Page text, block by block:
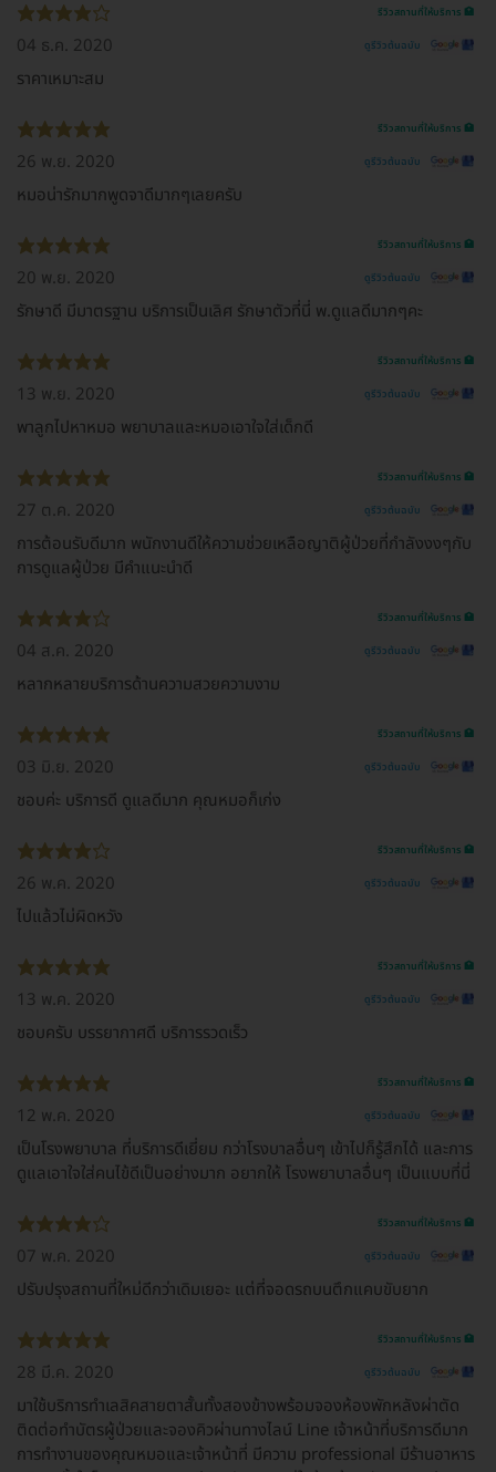
รีวิวสถานที่ให้บริการ 🏥
04 ธ.ค. 2020 ดูรีวิวต้นฉบับ
ราคาเหมาะสม
รีวิวสถานที่ให้บริการ 🏥
26 พ.ย. 2020 ดูรีวิวต้นฉบับ
หมอน่ารักมากพูดจาดีมากๆเลยครับ
รีวิวสถานที่ให้บริการ 🏥
20 พ.ย. 2020 ดูรีวิวต้นฉบับ
รักษาดี มีมาตรฐาน บริการเป็นเลิศ รักษาตัวที่นี่ พ.ดูแลดีมากๆคะ
รีวิวสถานที่ให้บริการ 🏥
13 พ.ย. 2020 ดูรีวิวต้นฉบับ
พาลูกไปหาหมอ พยาบาลและหมอเอาใจใส่เด็กดี
รีวิวสถานที่ให้บริการ 🏥
27 ต.ค. 2020 ดูรีวิวต้นฉบับ
การต้อนรับดีมาก พนักงานดีให้ความช่วยเหลือญาติผู้ป่วยที่กำลังงงๆกับ
การดูแลผู้ป่วย มีคำแนะนำดี
รีวิวสถานที่ให้บริการ 🏥
04 ส.ค. 2020 ดูรีวิวต้นฉบับ
หลากหลายบริการด้านความสวยความงาม
รีวิวสถานที่ให้บริการ 🏥
03 มิ.ย. 2020 ดูรีวิวต้นฉบับ
ชอบค่ะ บริการดี ดูแลดีมาก คุณหมอก็เก่ง
รีวิวสถานที่ให้บริการ 🏥
26 พ.ค. 2020 ดูรีวิวต้นฉบับ
ไปแล้วไม่ผิดหวัง
รีวิวสถานที่ให้บริการ 🏥
13 พ.ค. 2020 ดูรีวิวต้นฉบับ
ชอบครับ บรรยากาศดี บริการรวดเร็ว
รีวิวสถานที่ให้บริการ 🏥
12 พ.ค. 2020 ดูรีวิวต้นฉบับ
เป็นโรงพยาบาล ที่บริการดีเยี่ยม กว่าโรงบาลอื่นๆ เข้าไปก็รู้สึกได้ และการ
ดูแลเอาใจใส่คนไข้ดีเป็นอย่างมาก อยากให้ โรงพยาบาลอื่นๆ เป็นแบบที่นี่
รีวิวสถานที่ให้บริการ 🏥
07 พ.ค. 2020 ดูรีวิวต้นฉบับ
ปรับปรุงสถานที่ใหม่ดีกว่าเดิมเยอะ แต่ที่จอดรถบนตึกแคบขับยาก
รีวิวสถานที่ให้บริการ 🏥
28 มี.ค. 2020 ดูรีวิวต้นฉบับ
มาใช้บริการทำเลสิคสายตาสั้นทั้งสองข้างพร้อมจองห้องพักหลังผ่าตัด
ติดต่อทําบัตรผู้ป่วยและจองคิวผ่านทางไลน์ Line เจ้าหน้าที่บริการดีมาก
การทำงานของคุณหมอและเจ้าหน้าที่ มีความ professional มีร้านอาหาร